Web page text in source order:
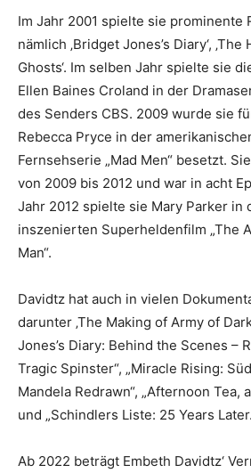
Im Jahr 2001 spielte sie prominente
nämlich ‚Bridget Jones’s Diary‘, ‚The
Ghosts‘. Im selben Jahr spielte sie
Ellen Baines Croland in der
des Senders CBS. 2009 wurde sie
Rebecca Pryce in der
Fernsehserie „Mad Men“ besetzt.
von 2009 bis 2012 und war in acht
Jahr 2012 spielte sie Mary Parker in
inszenierten Superheldenfilm „The
Man“.
Davidtz hat auch in vielen
darunter ‚The Making of Army of
Jones’s Diary: Behind the Scenes –
Tragic Spinster“, „Miracle Rising:
Mandela Redrawn“, „Afternoon Tea,
und „Schindlers Liste: 25 Years
Ab 2022 beträgt Embeth Davidtz‘